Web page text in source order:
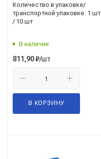
Количество в упаковке/
транспортной упаковке: 1 шт
/ 10 шт
В наличии
811,90₽/шт
В КОРЗИНУ